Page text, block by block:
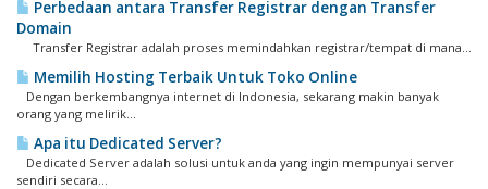
​Perbedaan antara Transfer Registrar dengan Transfer
Domain
Transfer Registrar adalah proses memindahkan registrar/tempat di mana...
Memilih Hosting Terbaik Untuk Toko Online
Dengan berkembangnya internet di Indonesia, sekarang makin banyak
orang yang melirik...
Apa itu Dedicated Server?
Dedicated Server adalah solusi untuk anda yang ingin mempunyai server
sendiri secara...